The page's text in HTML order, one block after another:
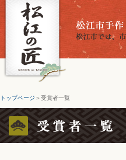
トップページ ＞受賞者一覧